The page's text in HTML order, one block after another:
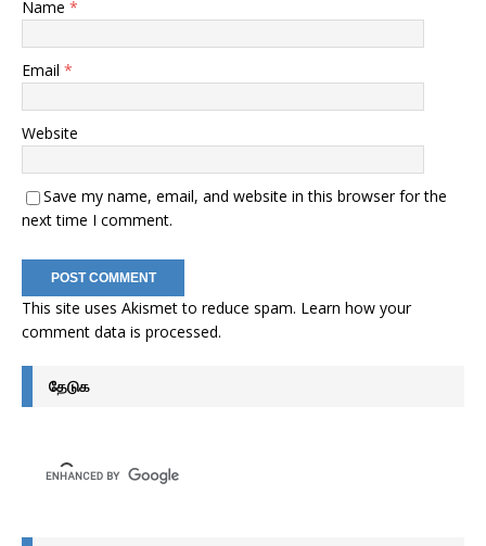
Name *
Email *
Website
Save my name, email, and website in this browser for the
next time I comment.
This site uses Akismet to reduce spam. Learn how your
comment data is processed.
தேடுக